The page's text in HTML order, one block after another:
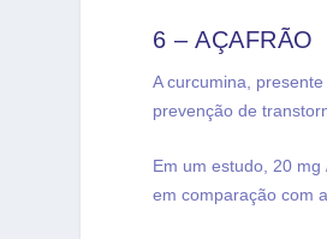
6 – AÇAFRÃO
A curcumina,
prevenção de
Em um estudo, 20
em comparação com